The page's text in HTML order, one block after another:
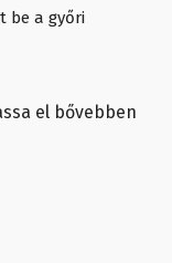
be a győri
el bővebben